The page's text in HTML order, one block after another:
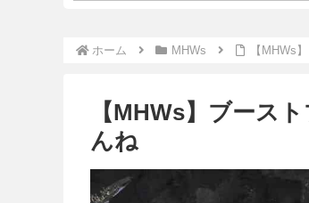
ホーム MHWs 【MHWs
【MHWs】ブース
んね